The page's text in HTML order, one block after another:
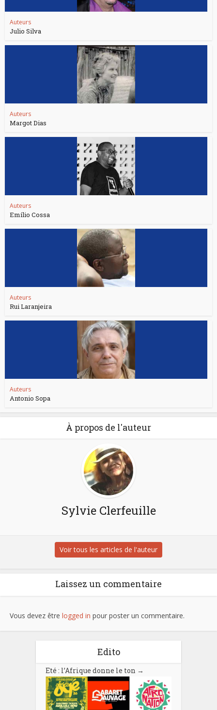
Auteurs
Julio Silva
Auteurs
Margot Dias
Auteurs
Emílio Cossa
Auteurs
Rui Laranjeira
Auteurs
Antonio Sopa
À propos de l'auteur
Sylvie Clerfeuille
Voir tous les articles de l'auteur
Laissez un commentaire
Vous devez être logged in pour poster un commentaire.
Edito
Eté : l’Afrique donne le ton →